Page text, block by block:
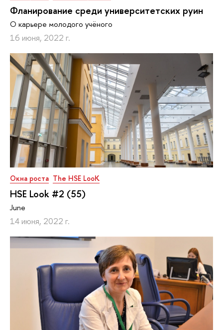
Фланирование среди университетских руин
О карьере молодого учёного
16 июня, 2022 г.
Окна роста The HSE LooK
HSE Look #2 (55)
June
14 июня, 2022 г.